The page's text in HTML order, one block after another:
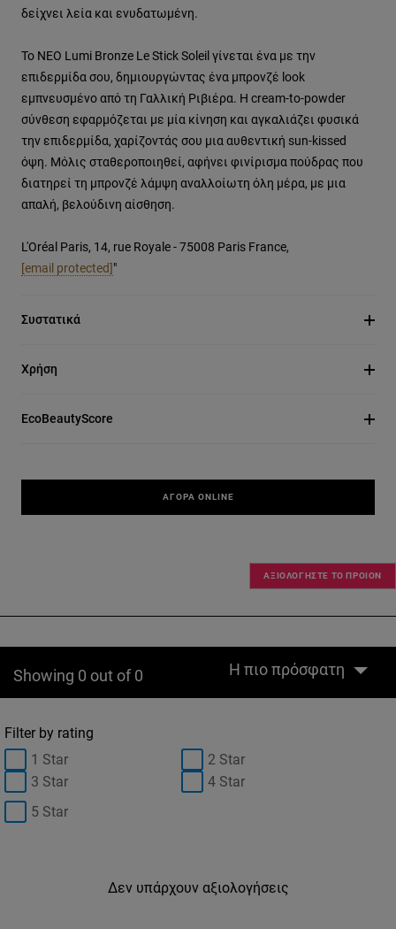
δείχνει λεία και ενυδατωμένη.
Το ΝΕΟ Lumi Bronze Le Stick Soleil γίνεται ένα με την
επιδερμίδα σου, δημιουργώντας ένα μπρονζέ look
εμπνευσμένο από τη Γαλλική Ριβιέρα. Η cream-to-powder
σύνθεση εφαρμόζεται με μία κίνηση και αγκαλιάζει φυσικά
την επιδερμίδα, χαρίζοντάς σου μια αυθεντική sun-kissed
όψη. Μόλις σταθεροποιηθεί, αφήνει φινίρισμα πούδρας που
διατηρεί τη μπρονζέ λάμψη αναλλοίωτη όλη μέρα, με μια
απαλή, βελούδινη αίσθηση.
L'Oréal Paris, 14, rue Royale - 75008 Paris France,
[email protected]"
Συστατικά
Χρήση
EcoBeautyScore
ΑΓΟΡΆ ONLINE
ΑΞΙΟΛΟΓΗΣΤΕ ΤΟ ΠΡΟΙΟΝ
Showing 0 out of 0 Η πιο πρόσφατη
Filter by rating
1 Star
2 Star
3 Star
4 Star
5 Star
Δεν υπάρχουν αξιολογήσεις